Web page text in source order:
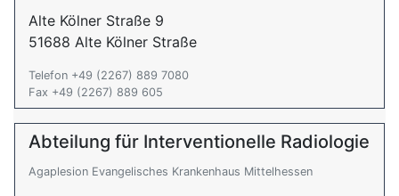
Alte Kölner Straße 9
51688 Alte Kölner Straße
Telefon +49 (2267) 889 7080
Fax +49 (2267) 889 605
Abteilung für Interventionelle Radiologie
Agaplesion Evangelisches Krankenhaus Mittelhessen